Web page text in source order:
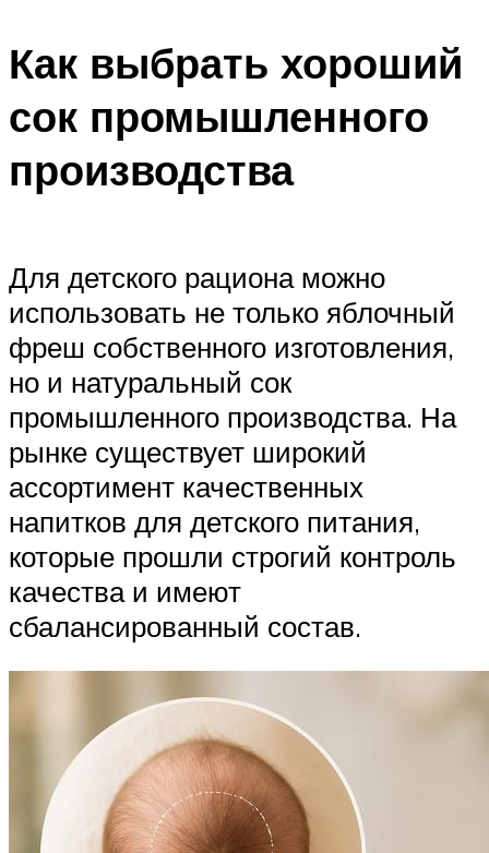
Как выбрать хороший
сок промышленного
производства
Для детского рациона можно
использовать не только яблочный
фреш собственного изготовления,
но и натуральный сок
промышленного производства. На
рынке существует широкий
ассортимент качественных
напитков для детского питания,
которые прошли строгий контроль
качества и имеют
сбалансированный состав.